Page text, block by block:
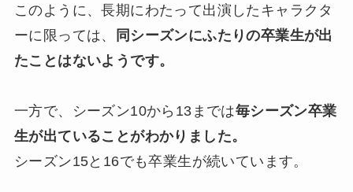
このように、長期にわたって出演したキャラクタ
ーに限っては、
同シーズンにふたりの卒業生が出
たことはないようです。
一方で、シーズン10から13までは毎シーズン卒業
生が出ていることがわかりました。
シーズン15と16でも卒業生が続いています。